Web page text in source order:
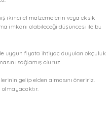
ikinci el malzemelerin veya eksik
imkanı olabileceği düşüncesi ile bu
uygun fiyata ihtiyaç duyulan okçuluk
sağlamış oluruz.
gelip elden almasını öneririz.